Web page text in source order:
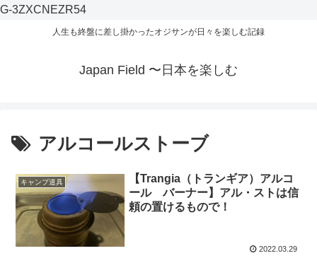
G-3ZXCNEZR54
人生も終盤に差し掛かったオジサンが日々を楽しむ記録
Japan Field 〜日本を楽しむ
アルコールストーブ
キャンプ道具
【Trangia（トランギア）アルコ
ール バーナー】アル・ストは信
頼の置けるもので！
2022.03.29